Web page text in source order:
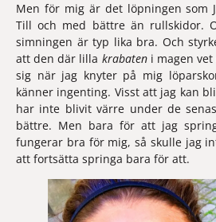
Men för mig är det löpningen som
Till och med bättre än rullskidor.
simningen är typ lika bra. Och
att den där lilla krabaten i magen
sig när jag knyter på mig
känner ingenting. Visst att jag kan
har inte blivit värre under de
bättre. Men bara för att jag
fungerar bra för mig, så skulle jag
att fortsätta springa bara för att.